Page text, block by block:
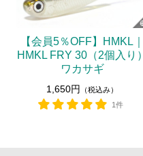
【会員5％OFF】HMKL｜
HMKL FRY 30（2個入り）
ワカサギ
1,650円
（税込み）
1件